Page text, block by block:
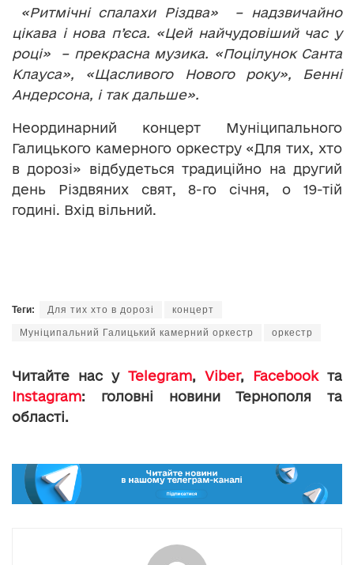
«Ритмічні спалахи Різдва» – надзвичайно
цікава і нова п’єса. «Цей найчудовіший час у
році» – прекрасна музика. «Поцілунок Санта
Клауса», «Щасливого Нового року», Бенні
Андерсона, і так дальше».
Неординарний концерт Муніципального
Галицького камерного оркестру «Для тих, хто
в дорозі» відбудеться традиційно на другий
день Різдвяних свят, 8-го січня, о 19-тій
годині. Вхід вільний.
Теги: Для тих хто в дорозі концерт
Муніципальний Галицький камерний оркестр оркестр
Читайте нас у Telegram, Viber, Facebookта
Instagram: головні новини Тернополя та
області.